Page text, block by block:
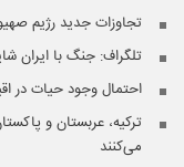
تجاوزات جدید رژیم
تلگراف: جنگ با ایران
احتمال وجود حیات در
ترکیه، عربستان و
می‌کنند